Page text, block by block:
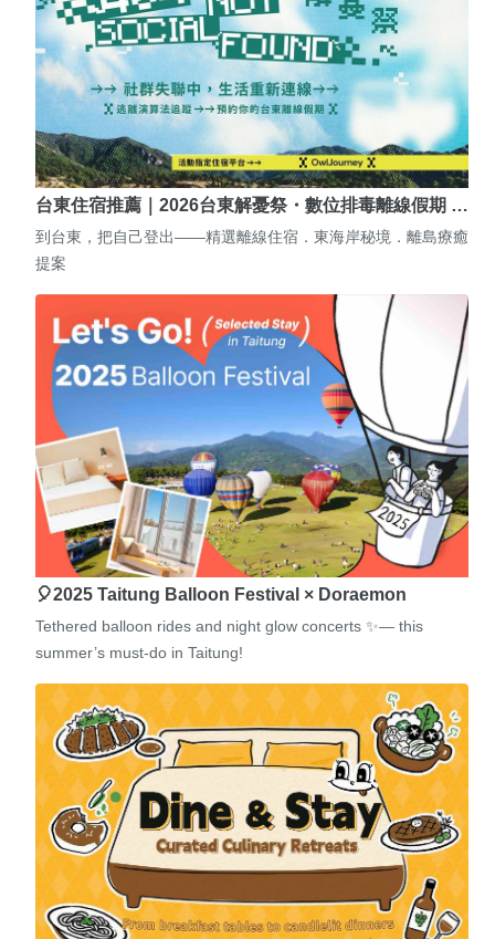
台東住宿推薦｜2026台東解憂祭・數位排毒離線假期 …
到台東，把自己登出——精選離線住宿．東海岸秘境．離島療癒
提案
🎈2025 Taitung Balloon Festival × Doraemon
Tethered balloon rides and night glow concerts ✨— this
summer’s must-do in Taitung!